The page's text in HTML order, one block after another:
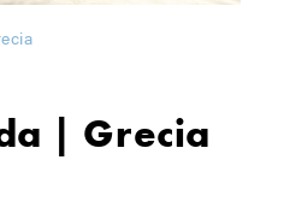
| Grecia